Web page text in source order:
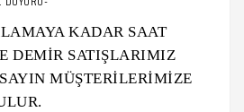
KADAR SAAT
DEMİR SATIŞLARIMIZ
MÜŞTERİLERİMİZE